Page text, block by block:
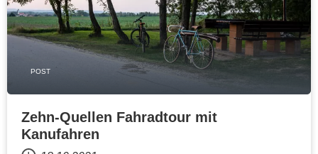
POST
Zehn-Quellen Fahradtour mit
Kanufahren